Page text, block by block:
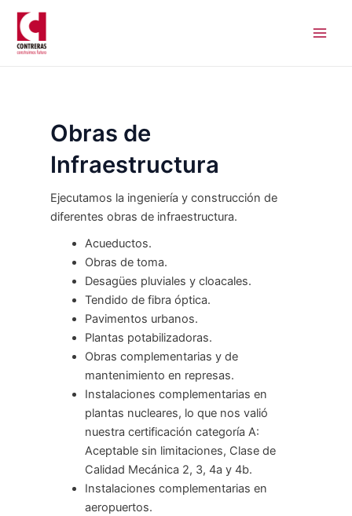
contenido
Obras de
Infraestructura
Ejecutamos la ingeniería y construcción de
diferentes obras de infraestructura.
Acueductos.
Obras de toma.
Desagües pluviales y cloacales.
Tendido de fibra óptica.
Pavimentos urbanos.
Plantas potabilizadoras.
Obras complementarias y de
mantenimiento en represas.
Instalaciones complementarias en
plantas nucleares, lo que nos valió
nuestra certificación categoría A:
Aceptable sin limitaciones, Clase de
Calidad Mecánica 2, 3, 4a y 4b.
Instalaciones complementarias en
aeropuertos.
Paginación
de
entradas